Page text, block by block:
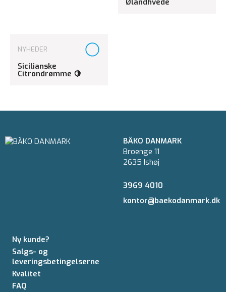
Ølandhvede
NYHEDER
Sicilianske
Citrondrømme 🍋
BÄKO DANMARK
Broenge 11
2635 Ishøj
3969 4010
kontor@baekodanmark.dk
Ny kunde?
Salgs- og
leveringsbetingelserne
Kvalitet
FAQ